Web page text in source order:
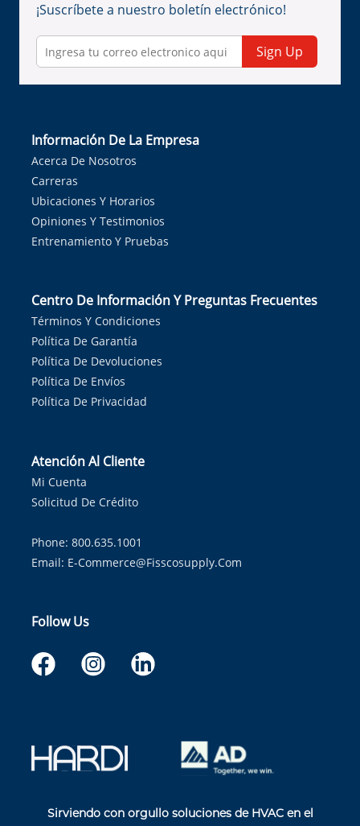
¡Suscríbete a nuestro boletín electrónico!
Sign Up
Información De La Empresa
Acerca De Nosotros
Carreras
Ubicaciones Y Horarios
Opiniones Y Testimonios
Entrenamiento Y Pruebas
Centro De Información Y Preguntas Frecuentes
Términos Y Condiciones
Política De Garantía
Política De Devoluciones
Política De Envíos
Política De Privacidad
Atención Al Cliente
Mi Cuenta
Solicitud De Crédito
Phone: 800.635.1001
Email: E-Commerce@fisscosupply.com
Follow Us
Sirviendo con orgullo soluciones de HVAC en el